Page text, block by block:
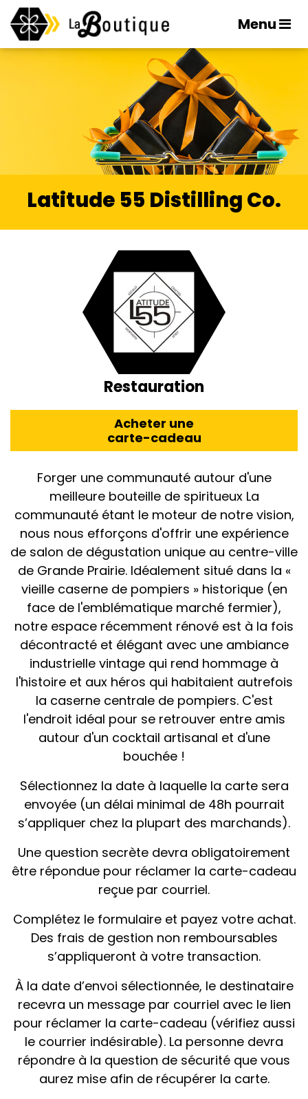
Menu
Latitude 55 Distilling Co.
Restauration
Acheter une
carte-cadeau
Forger une communauté autour d'une
meilleure bouteille de spiritueux La
communauté étant le moteur de notre vision,
nous nous efforçons d'offrir une expérience
de salon de dégustation unique au centre-ville
de Grande Prairie. Idéalement situé dans la «
vieille caserne de pompiers » historique (en
face de l'emblématique marché fermier),
notre espace récemment rénové est à la fois
décontracté et élégant avec une ambiance
industrielle vintage qui rend hommage à
l'histoire et aux héros qui habitaient autrefois
la caserne centrale de pompiers. C'est
l'endroit idéal pour se retrouver entre amis
autour d'un cocktail artisanal et d'une
bouchée !
Sélectionnez la date à laquelle la carte sera
envoyée (un délai minimal de 48h pourrait
s’appliquer chez la plupart des marchands).
Une question secrète devra obligatoirement
être répondue pour réclamer la carte-cadeau
reçue par courriel.
Complétez le formulaire et payez votre achat.
Des frais de gestion non remboursables
s’appliqueront à votre transaction.
À la date d’envoi sélectionnée, le destinataire
recevra un message par courriel avec le lien
pour réclamer la carte-cadeau (vérifiez aussi
le courrier indésirable). La personne devra
répondre à la question de sécurité que vous
aurez mise afin de récupérer la carte.